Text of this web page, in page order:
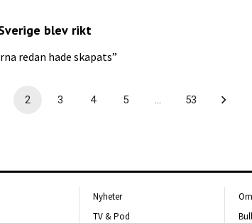
blev rikt
redan hade skapats”
2 3 4 5 53
Nyheter
TV & Pod